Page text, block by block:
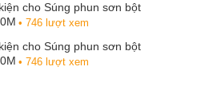
cho Súng phun sơn bột
• 746 lượt xem
cho Súng phun sơn bột
• 746 lượt xem